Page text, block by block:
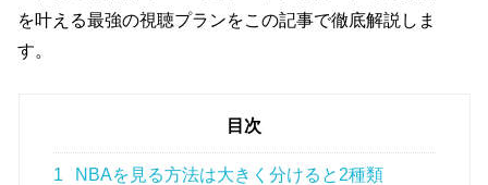
を叶える最強の視聴プランをこの記事で徹底解説しま
す。
目次
1 NBAを見る方法は大きく分けると2種類